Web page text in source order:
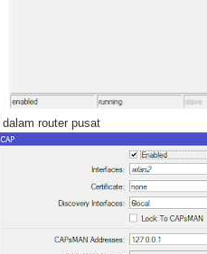
router pusat